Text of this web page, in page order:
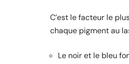
C’est le facteur le
chaque pigment au
Le noir et le bleu